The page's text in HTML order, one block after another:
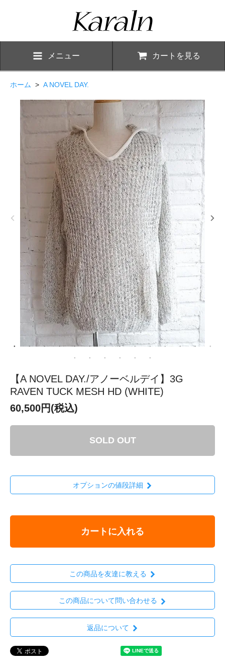
メニュー カートを見る
ホーム > A NOVEL DAY.
【A NOVEL DAY./アノーベルデイ】3G
RAVEN TUCK MESH HD (WHITE)
60,500円(税込)
SOLD OUT
オプションの値段詳細
カートに入れる
この商品を友達に教える
この商品について問い合わせる
返品について